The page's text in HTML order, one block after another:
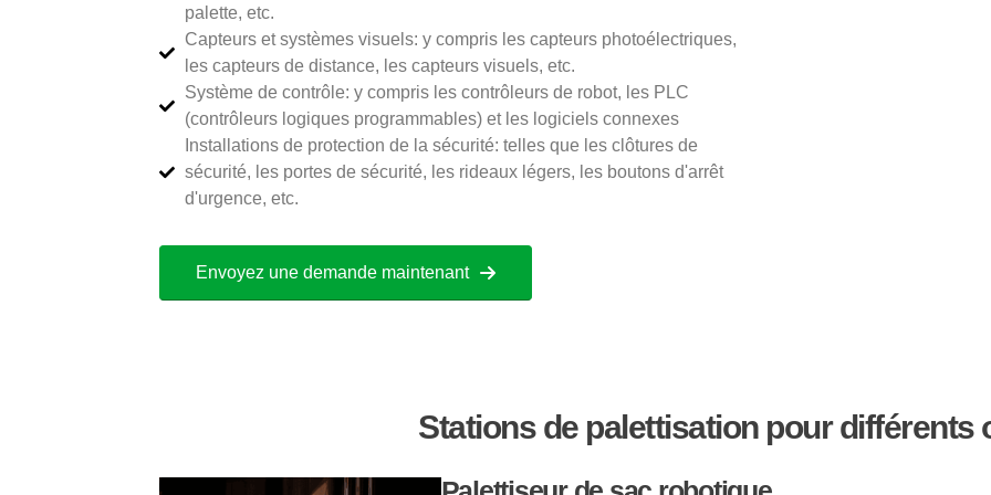
palette, etc.
Capteurs et systèmes visuels: y compris les capteurs photoélectriques,
les capteurs de distance, les capteurs visuels, etc.
Système de contrôle: y compris les contrôleurs de robot, les PLC
(contrôleurs logiques programmables) et les logiciels connexes
Installations de protection de la sécurité: telles que les clôtures de
sécurité, les portes de sécurité, les rideaux légers, les boutons d'arrêt
d'urgence, etc.
Envoyez une demande maintenant
Stations de palettisation pour différents